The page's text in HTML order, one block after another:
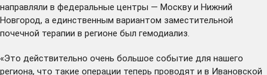
направляли в федеральные центры — Москву и Нижний
Новгород, а единственным вариантом заместительной
почечной терапии в регионе был гемодиализ.
«Это действительно очень большое событие для нашего
региона, что такие операции теперь проводят и в Ивановской